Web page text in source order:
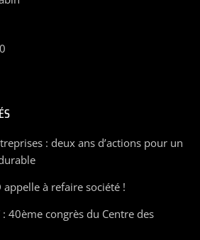
: deux ans d’actions pour un
appelle à refaire société !
: 40ème congrès du Centre des